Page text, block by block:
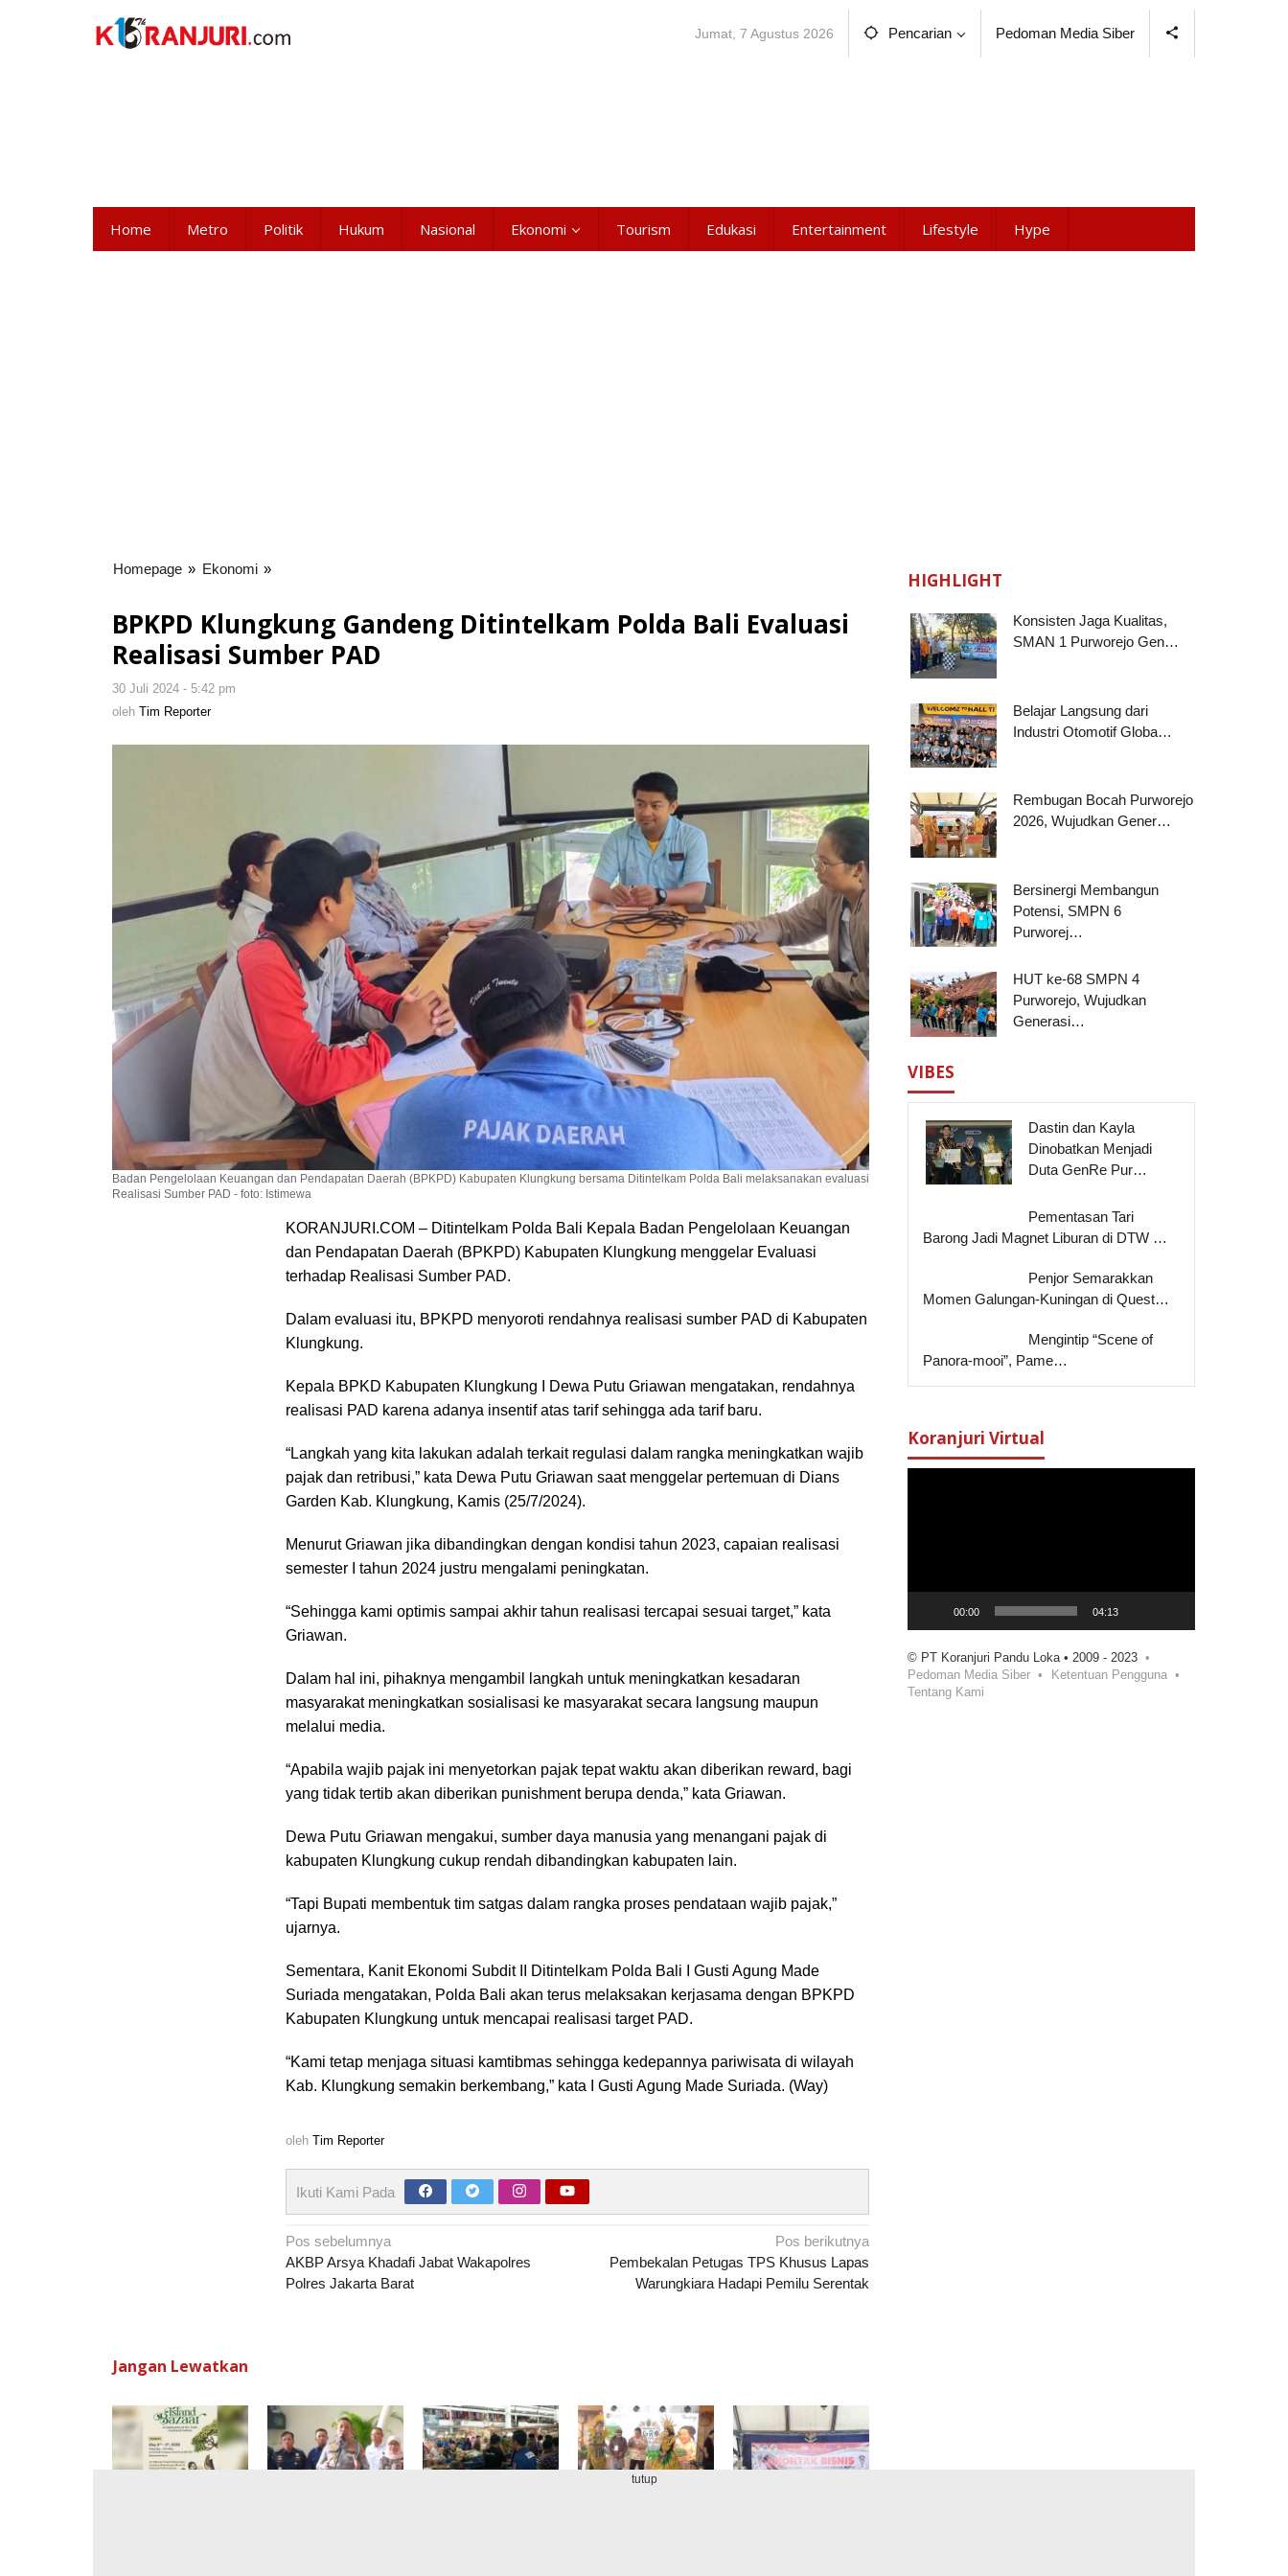
Jumat, 7 Agustus 2026 Pencarian Pedoman Media Siber
Home Metro Politik Hukum Nasional Ekonomi Tourism Edukasi Entertainment Lifestyle Hype
Homepage » Ekonomi »
Gandeng
Ditintelkam
Polda
BPKPD Klungkung Gandeng Ditintelkam Polda Bali Evaluasi
Realisasi Sumber PAD
30 Juli 2024 - 5:42 pm
oleh Tim Reporter
Badan Pengelolaan Keuangan dan Pendapatan Daerah (BPKPD) Kabupaten Klungkung bersama Ditintelkam Polda Bali melaksanakan evaluasi
Realisasi Sumber PAD - foto: Istimewa
KORANJURI.COM – Ditintelkam Polda Bali Kepala Badan Pengelolaan Keuangan
dan Pendapatan Daerah (BPKPD) Kabupaten Klungkung menggelar Evaluasi
terhadap Realisasi Sumber PAD.
Dalam evaluasi itu, BPKPD menyoroti rendahnya realisasi sumber PAD di Kabupaten
Klungkung.
Kepala BPKD Kabupaten Klungkung I Dewa Putu Griawan mengatakan, rendahnya
realisasi PAD karena adanya insentif atas tarif sehingga ada tarif baru.
“Langkah yang kita lakukan adalah terkait regulasi dalam rangka meningkatkan wajib
pajak dan retribusi,” kata Dewa Putu Griawan saat menggelar pertemuan di Dians
Garden Kab. Klungkung, Kamis (25/7/2024).
Menurut Griawan jika dibandingkan dengan kondisi tahun 2023, capaian realisasi
semester I tahun 2024 justru mengalami peningkatan.
“Sehingga kami optimis sampai akhir tahun realisasi tercapai sesuai target,” kata
Griawan.
Dalam hal ini, pihaknya mengambil langkah untuk meningkatkan kesadaran
masyarakat meningkatkan sosialisasi ke masyarakat secara langsung maupun
melalui media.
“Apabila wajib pajak ini menyetorkan pajak tepat waktu akan diberikan reward, bagi
yang tidak tertib akan diberikan punishment berupa denda,” kata Griawan.
Dewa Putu Griawan mengakui, sumber daya manusia yang menangani pajak di
kabupaten Klungkung cukup rendah dibandingkan kabupaten lain.
“Tapi Bupati membentuk tim satgas dalam rangka proses pendataan wajib pajak,”
ujarnya.
Sementara, Kanit Ekonomi Subdit II Ditintelkam Polda Bali I Gusti Agung Made
Suriada mengatakan, Polda Bali akan terus melaksakan kerjasama dengan BPKPD
Kabupaten Klungkung untuk mencapai realisasi target PAD.
“Kami tetap menjaga situasi kamtibmas sehingga kedepannya pariwisata di wilayah
Kab. Klungkung semakin berkembang,” kata I Gusti Agung Made Suriada. (Way)
oleh Tim Reporter
Ikuti Kami Pada
Navigasi
pos
Pos sebelumnya
AKBP Arsya Khadafi Jabat Wakapolres
Polres Jakarta Barat
Pos berikutnya
Pembekalan Petugas TPS Khusus Lapas
Warungkiara Hadapi Pemilu Serentak
Jangan Lewatkan
HIGHLIGHT
Konsisten Jaga Kualitas,
SMAN 1 Purworejo Gen…
Belajar Langsung dari
Industri Otomotif Globa…
Rembugan Bocah Purworejo
2026, Wujudkan Gener…
Bersinergi Membangun
Potensi, SMPN 6
Purworej…
HUT ke-68 SMPN 4
Purworejo, Wujudkan
Generasi…
VIBES
Dastin dan Kayla
Dinobatkan Menjadi
Duta GenRe Pur…
Pementasan Tari
Barong Jadi Magnet Liburan di DTW …
Penjor Semarakkan
Momen Galungan-Kuningan di Quest…
Mengintip “Scene of
Panora-mooi”, Pame…
Koranjuri Virtual
00:00 04:13
© PT Koranjuri Pandu Loka • 2009 - 2023
Pedoman Media Siber
Ketentuan Pengguna
Tentang Kami
tutup